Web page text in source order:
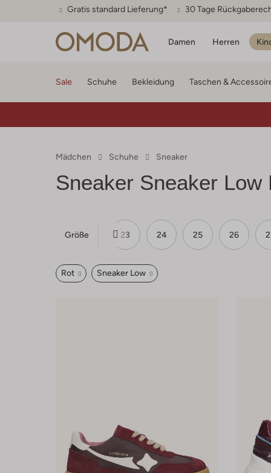
Gratis standard Lieferung* 30 Tage
Damen Herren
Sale Schuhe Bekleidung Taschen &
Mädchen Schuhe Sneaker
Sneaker Sneaker Low
Größe
22 23 24 25 26
Rot Sneaker Low